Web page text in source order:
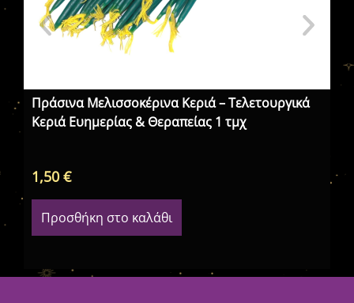
Πράσινα Μελισσοκέρινα Κεριά – Τελετουργικά
Κεριά Ευημερίας & Θεραπείας 1 τμχ
1,50€
Προσθήκη στο καλάθι